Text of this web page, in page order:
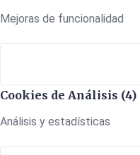
Mejoras de funcionalidad
Cookies de Análisis (4)
Análisis y estadísticas